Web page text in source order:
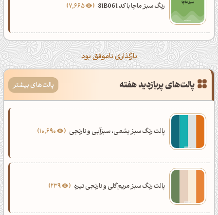
رنگ سبز ماچا با کد 81B061 7,665
بارگذاری ناموفق بود
پالت‌های پربازدید هفته پالت‌های بیشتر
پالت رنگ سبز یشمی، سبزآبی و نارنجی
پالت رنگ سبز مریم‌گلی و نارنجی تیره 239